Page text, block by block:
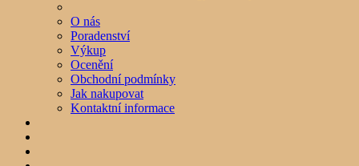
O nás
Poradenství
Výkup
Ocenění
Obchodní podmínky
Jak nakupovat
Kontaktní informace